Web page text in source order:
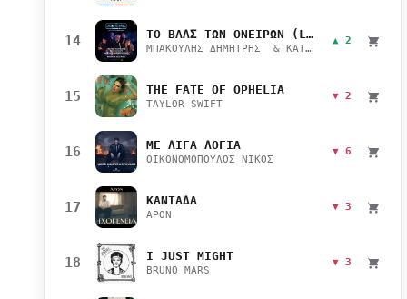
14 ΤΟ ΒΑΛΣ ΤΩΝ ΟΝΕΙΡΩΝ (LIVE)
ΜΠΑΚΟΥΛΗΣ ΔΗΜΗΤΡΗΣ & ΚΑΤΣΙΜΙΧΑ ΜΑΡΙΑΝΑ
▲ 2
15 THE FATE OF OPHELIA
TAYLOR SWIFT
▼ 2
16 ΜΕ ΛΙΓΑ ΛΟΓΙΑ
ΟΙΚΟΝΟΜΟΠΟΥΛΟΣ ΝΙΚΟΣ
▼ 6
17 ΚΑΝΤΑΔΑ
APON
▼ 3
18 I JUST MIGHT
BRUNO MARS
▼ 3